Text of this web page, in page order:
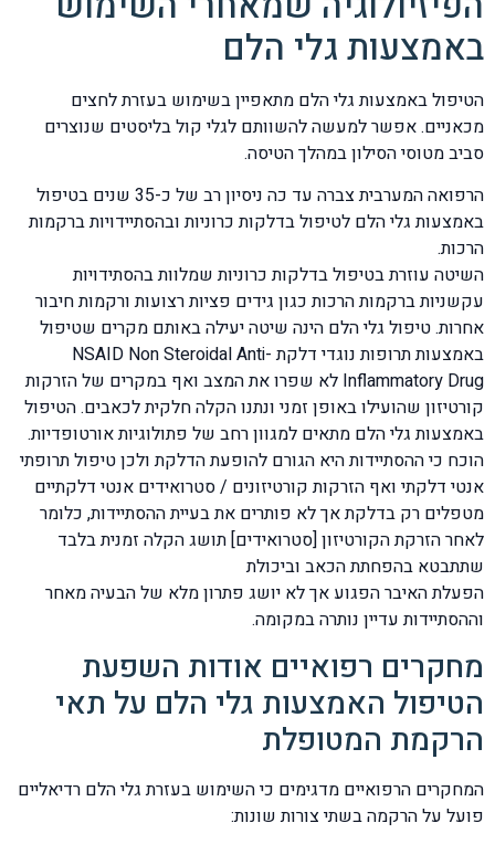
באמצעות גלי הלם
הטיפול באמצעות גלי הלם מתאפיין בשימוש בעזרת לחצים
מכאניים. אפשר למעשה להשוותם לגלי קול בליסטים שנוצרים
סביב מטוסי הסילון במהלך הטיסה.
הרפואה המערבית צברה עד כה ניסיון רב של כ-35 שנים בטיפול
באמצעות גלי הלם לטיפול בדלקות כרוניות ובהסתיידויות ברקמות
הרכות.
השיטה עוזרת בטיפול בדלקות כרוניות שמלוות בהסתידויות
עקשניות ברקמות הרכות כגון גידים פציות רצועות ורקמות חיבור
אחרות. טיפול גלי הלם הינה שיטה יעילה באותם מקרים שטיפול
באמצעות תרופות נוגדי דלקת NSAID Non Steroidal Anti-
Inflammatory Drug לא שפרו את המצב ואף במקרים של הזרקות
קורטיזון שהועילו באופן זמני ונתנו הקלה חלקית לכאבים. הטיפול
באמצעות גלי הלם מתאים למגוון רחב של פתולוגיות אורטופדיות.
הוכח כי ההסתיידות היא הגורם להופעת הדלקת ולכן טיפול תרופתי
אנטי דלקתי ואף הזרקות קורטיזונים / סטרואידים אנטי דלקתיים
מטפלים רק בדלקת אך לא פותרים את בעיית ההסתיידות, כלומר
לאחר הזרקת הקורטיזון [סטרואידים] תושג הקלה זמנית בלבד
שתתבטא בהפחתת הכאב וביכולת
הפעלת האיבר הפגוע אך לא יושג פתרון מלא של הבעיה מאחר
וההסתיידות עדיין נותרה במקומה.
מחקרים רפואיים אודות השפעת
הטיפול האמצעות גלי הלם על תאי
הרקמת המטופלת
המחקרים הרפואיים מדגימים כי השימוש בעזרת גלי הלם רדיאליים
פועל על הרקמה בשתי צורות שונות: